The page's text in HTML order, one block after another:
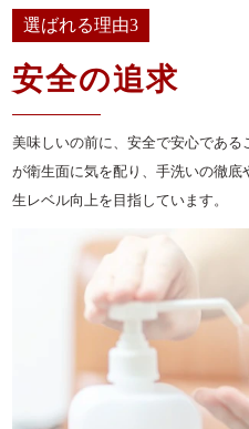
6,000～7,999円
8,000～9,999円
10,000円～
会社概要
よくある質問
スタッフブログ
選ばれる理由3
安全の追求
美味しいの前に、安全で安心である
が衛生面に気を配り、手洗いの徹
生レベル向上を目指しています。